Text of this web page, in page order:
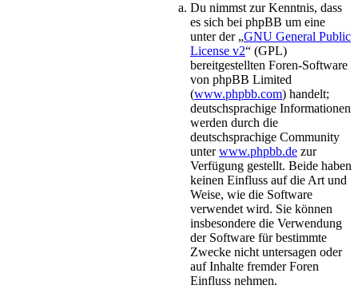
Du nimmst zur Kenntnis, dass
es sich bei phpBB um eine
unter der „GNU General Public
License v2“ (GPL)
bereitgestellten Foren-Software
von phpBB Limited
(www.phpbb.com) handelt;
deutschsprachige Informationen
werden durch die
deutschsprachige Community
unterwww.phpbb.de zur
Verfügung gestellt. Beide haben
keinen Einfluss auf die Art und
Weise, wie die Software
verwendet wird. Sie können
insbesondere die Verwendung
der Software für bestimmte
Zwecke nicht untersagen oder
auf Inhalte fremder Foren
Einfluss nehmen.